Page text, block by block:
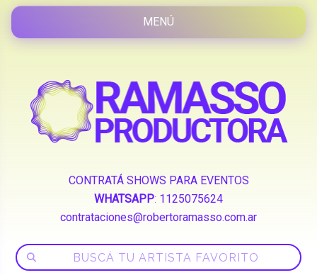
CONTRATÁ SHOWS PARA EVENTOS
WHATSAPP: 1125075624
contrataciones@robertoramasso.com.ar